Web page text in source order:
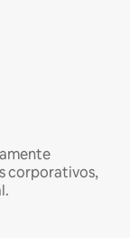
corporativos,